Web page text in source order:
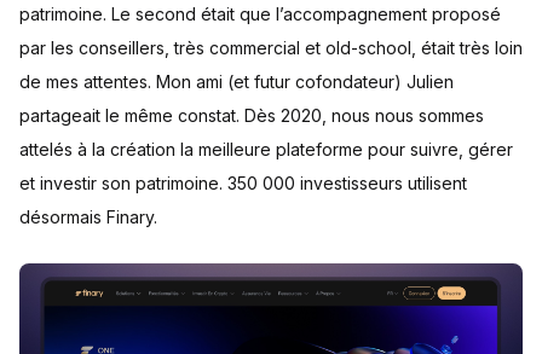
patrimoine. Le second était que l’accompagnement proposé
par les conseillers, très commercial et old-school, était très loin
de mes attentes. Mon ami (et futur cofondateur) Julien
partageait le même constat. Dès 2020, nous nous sommes
attelés à la création la meilleure plateforme pour suivre, gérer
et investir son patrimoine. 350 000 investisseurs utilisent
désormais Finary.